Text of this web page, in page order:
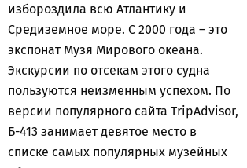
избороздила всю Атлантику и
Средиземное море. С 2000 года – это
экспонат Музя Мирового океана.
Экскурсии по отсекам этого судна
пользуются неизменным успехом. По
версии популярного сайта TripAdvisor,
Б-413 занимает девятое место в
списке самых популярных музейных